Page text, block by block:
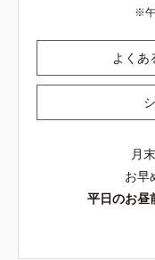
よくあ
月
お早
平日のお昼